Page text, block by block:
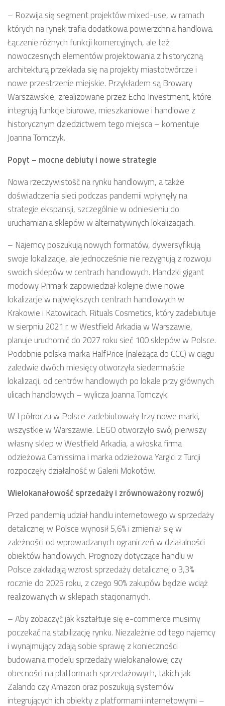
– Rozwija się segment projektów mixed-use, w ramach
których na rynek trafia dodatkowa powierzchnia handlowa.
Łączenie różnych funkcji komercyjnych, ale też
nowoczesnych elementów projektowania z historyczną
architekturą przekłada się na projekty miastotwórcze i
nowe przestrzenie miejskie. Przykładem są Browary
Warszawskie, zrealizowane przez Echo Investment, które
integrują funkcje biurowe, mieszkaniowe i handlowe z
historycznym dziedzictwem tego miejsca – komentuje
Joanna Tomczyk.
Popyt – mocne debiuty i nowe strategie
Nowa rzeczywistość na rynku handlowym, a także
doświadczenia sieci podczas pandemii wpłynęły na
strategie ekspansji, szczególnie w odniesieniu do
uruchamiania sklepów w alternatywnych lokalizacjach.
– Najemcy poszukują nowych formatów, dywersyfikują
swoje lokalizacje, ale jednocześnie nie rezygnują z rozwoju
swoich sklepów w centrach handlowych. Irlandzki gigant
modowy Primark zapowiedział kolejne dwie nowe
lokalizacje w największych centrach handlowych w
Krakowie i Katowicach. Rituals Cosmetics, który zadebiutuje
w sierpniu 2021 r. w Westfield Arkadia w Warszawie,
planuje uruchomić do 2027 roku sieć 100 sklepów w Polsce.
Podobnie polska marka HalfPrice (należąca do CCC) w ciągu
zaledwie dwóch miesięcy otworzyła siedemnaście
lokalizacji, od centrów handlowych po lokale przy głównych
ulicach handlowych – wylicza Joanna Tomczyk.
W I półroczu w Polsce zadebiutowały trzy nowe marki,
wszystkie w Warszawie. LEGO otworzyło swój pierwszy
własny sklep w Westfield Arkadia, a włoska firma
odzieżowa Camissima i marka odzieżowa Yargici z Turcji
rozpoczęły działalność w Galerii Mokotów.
Wielokanałowość sprzedaży i zrównoważony rozwój
Przed pandemią udział handlu internetowego w sprzedaży
detalicznej w Polsce wynosił 5,6% i zmieniał się w
zależności od wprowadzanych ograniczeń w działalności
obiektów handlowych. Prognozy dotyczące handlu w
Polsce zakładają wzrost sprzedaży detalicznej o 3,3%
rocznie do 2025 roku, z czego 90% zakupów będzie wciąż
realizowanych w sklepach stacjonarnych.
– Aby zobaczyć jak kształtuje się e-commerce musimy
poczekać na stabilizację rynku. Niezależnie od tego najemcy
i wynajmujący zdają sobie sprawę z konieczności
budowania modelu sprzedaży wielokanałowej czy
obecności na platformach sprzedażowych, takich jak
Zalando czy Amazon oraz poszukują systemów
integrujących ich obiekty z platformami internetowymi –